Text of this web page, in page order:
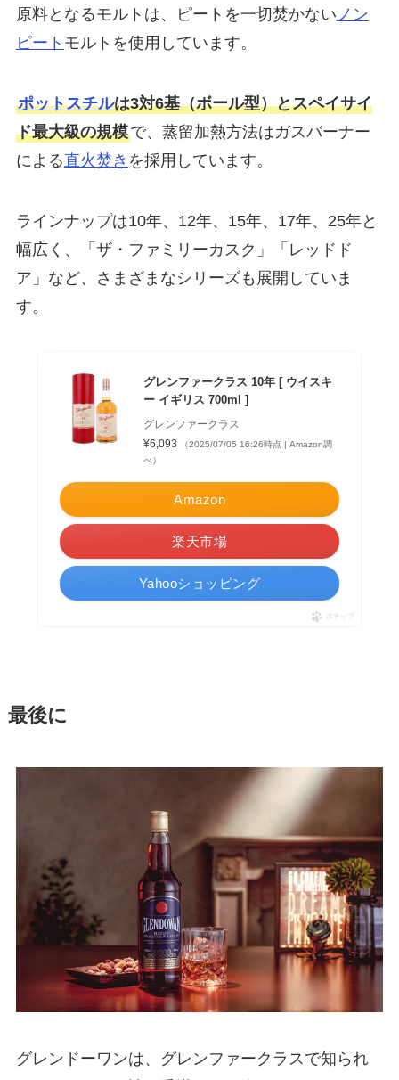
原料となるモルトは、ピートを一切焚かない ノン
ピート モルトを使用しています。
ポットスチルは3対6基（ボール型）とスペイサイ
ド最大級の規模で、蒸留加熱方法はガスバーナー
による直火焚き を採用しています。
ラインナップは10年、12年、15年、17年、25年と
幅広く、「ザ・ファミリーカスク」「レッドド
ア」など、さまざまなシリーズも展開していま
す。
グレンファークラス 10年 [ ウイスキ
ー イギリス 700ml ]
グレンファークラス
¥6,093
（2025/07/05 16:26時点 | Amazon調
べ）
Amazon
楽天市場
Yahooショッピング
ポチップ
最後に
グレンドーワンは、グレンファークラスで知られ